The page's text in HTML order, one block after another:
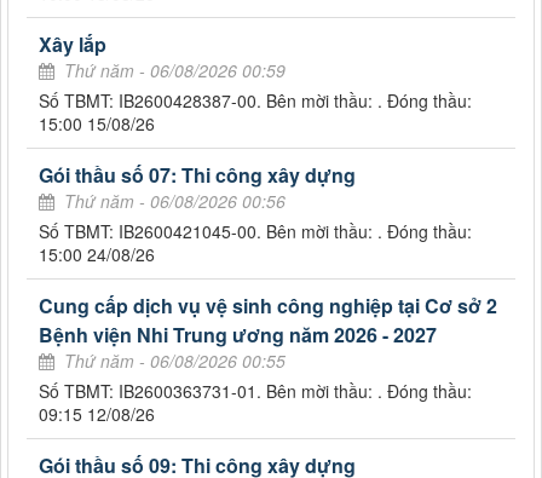
Xây lắp
Thứ năm - 06/08/2026 00:59
Số TBMT: IB2600428387-00. Bên mời thầu: . Đóng thầu:
15:00 15/08/26
Gói thầu số 07: Thi công xây dựng
Thứ năm - 06/08/2026 00:56
Số TBMT: IB2600421045-00. Bên mời thầu: . Đóng thầu:
15:00 24/08/26
Cung cấp dịch vụ vệ sinh công nghiệp tại Cơ sở 2
Bệnh viện Nhi Trung ương năm 2026 - 2027
Thứ năm - 06/08/2026 00:55
Số TBMT: IB2600363731-01. Bên mời thầu: . Đóng thầu:
09:15 12/08/26
Gói thầu số 09: Thi công xây dựng